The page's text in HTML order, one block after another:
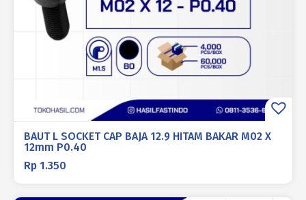
BAUT L SOCKET CAP BAJA 12.9 HITAM BAKAR M02 X
12mm P0.40
Rp 1.350